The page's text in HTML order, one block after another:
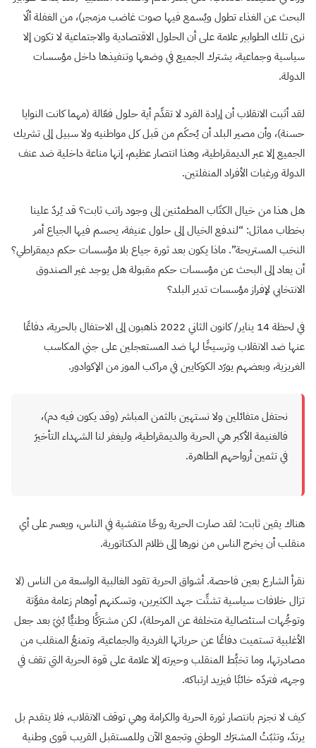
البحث عن الغذاء تطول ويُسمع فيها صوت غاضب مزمجر)، من الغفلة ألّا
نرى تلك الطوابير علامة على أن الحلول الاقتصادية والاجتماعية لا تكون إلا
سياسية وجماعية، يشترك الجميع في وضعها وتنفيذها داخل مؤسسات
الدولة.
لقد أثبت الانقلاب أن إرادة الفرد لا تقدِّم أية حلول فعّالة (مهما كانت النوايا
حسنة)، وأن مصير البلد أن يُحكَم من قبل كل مواطنيه ولا سبيل إلى تشريك
الجميع إلا عبر الديمقراطية، وهذا انتصار عظيم، إنها مناعة داخلية ضد عنف
الدولة ورغبات الأفراد المنفلتين.
هل هذا من خيال الكتّاب المطمئنين إلى وجود راتب ثابت؟ قد يُردّ علينا
بخطاب مماثل: “لندفع الخيال إلى حلول عنيفة، يحسم فيها الجياع أمر
النخب المستريحة”. ماذا يكون بعد ثورة جياع بلا مؤسسات حكم ديمقراطي؟
أن يعاد إلى البحث عن مؤسسات حكم مقبولة هل يوجد غير الصندوق
الانتخابي لإفراز مؤسسات تدير البلد؟
في لحظة 14 يناير/ كانون الثاني 2022 ذاهبون إلى الاحتفال بالحرية، دفاعًا
عنها ضد الانقلاب وترسيخًا لها ضد المستعجلين على جني المكاسب
الغريزية، وبعضهم يورّد الكوكايين في مراكب الموز من الإكوادور.
نحتفل متفائلين ولا نستهين بالثمن المباشر (وقد يكون فيه دم)،
فالغنيمة الأكبر هي الحرية والديمقراطية، وليغفر لنا الشهداء التأخيرَ
في تثمين أرواحهم الطاهرة.
هناك يقين ثابت: لقد صارت الحرية روحًا متفشية في الناس، ويعسر على أي
منقلب أن يخرج الناس من نورها إلى ظلام الدكتاتورية.
نقرأ الشارع بعين فاحصة. أشواق الحرية تقود الغالبية الواسعة من الناس (لا
تزال خلافات سياسية تشتِّت جهد الكثيرين، وتسكنهم أوهام زعامة مفوَّتة
وتوجُّهات استئصالية متخلفة عن المرحلة)، لكن مشترَكًا وطنيًّا بُنيَ بعد جعل
الأغلبية تستميت دفاعًا عن حرياتها الفردية والجماعية، وتمنعُ المنقلب من
مصادرتها، وما تخبُّط المنقلب وحيرته إلا علامة على قوة الحرية التي تقف في
وجهه، فتردّه خائبًا فيزيد ارتباكه.
كيف لا نجزم بانتصار ثورة الحرية والكرامة وهي توقف الانقلاب، فلا يتقدم بل
يرتدّ، وتثبّتُ المشترَك الوطني وتجمع الآن وللمستقبل القريب قوى وطنية